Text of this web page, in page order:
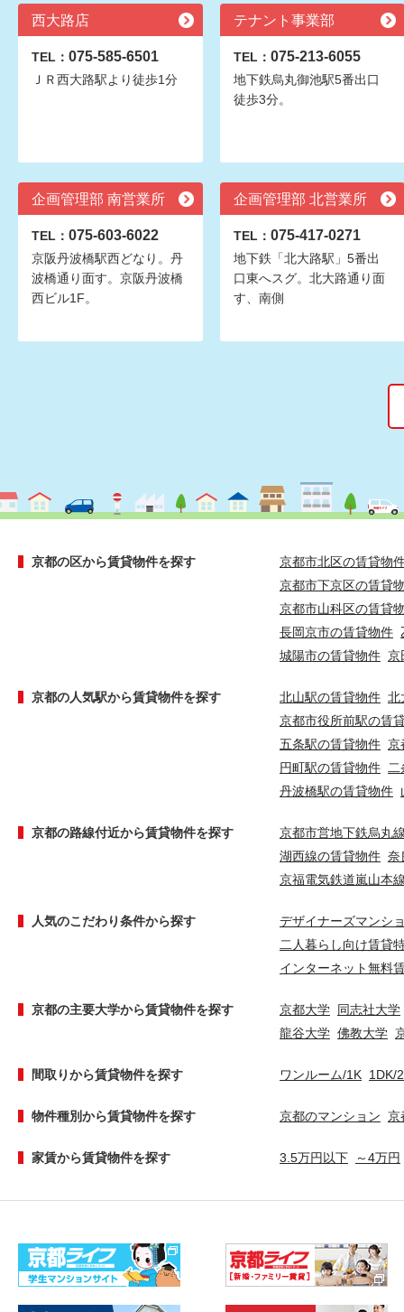
西大路店
TEL： 075-585-6501
ＪＲ西大路駅より徒歩1分
テナント事業部
TEL： 075-213-6055
地下鉄烏丸御池駅5番出口
徒歩3分。
企画管理部 南営業所
TEL： 075-603-6022
京阪丹波橋駅西どなり。丹
波橋通り面す。京阪丹波橋
西ビル1F。
企画管理部 北営業所
TEL： 075-417-0271
地下鉄「北大路駅」5番出
口東へスグ。北大路通り面
す、南側
京都の区から賃貸物件を探す
京都市北区の賃貸物
京都市下京区の賃貸
京都市山科区の賃貸
長岡京市の賃貸物件
城陽市の賃貸物件 京
京都の人気駅から賃貸物件を探す 北山駅の賃貸物件 北
京都市役所前駅の賃
五条駅の賃貸物件 京
円町駅の賃貸物件
丹波橋駅の賃貸物件
京都の路線付近から賃貸物件を探す
京都市営地下鉄烏丸
湖西線の賃貸物件 奈
京福電気鉄道嵐山本
人気のこだわり条件から探す
デザイナーズマンシ
二人暮らし向け賃貸
インターネット無料
京都の主要大学から賃貸物件を探す 京都大学 同志社大学
龍谷大学 佛教大学
間取りから賃貸物件を探す ワンルーム/1K 1DK/
物件種別から賃貸物件を探す 京都のマンション 京
家賃から賃貸物件を探す 3.5万円以下 ～4万円